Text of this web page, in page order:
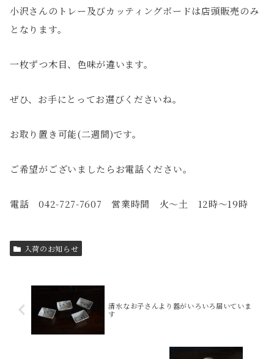
小沢さんのトレー及びカッティングボードは店頭販売のみ
となります。
一枚ずつ木目、色味が違います。
ぜひ、お手にとってお選びくださいね。
お取り置き可能(二週間)です。
ご希望がございましたらお電話ください。
電話 042-727-7607 営業時間 火〜土 12時〜19時
入荷のお知らせ
清水なお子さんより器がいろいろ届いていま
す